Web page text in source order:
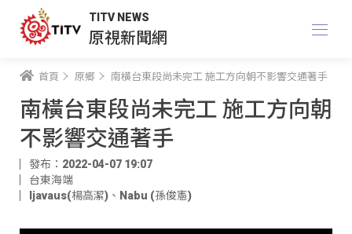
TITV NEWS
原視新聞網
首頁 原鄉 南橫台東段尚未完工 施工方向朝不影響交通著手
南橫台東段尚未完工 施工方向朝
不影響交通著手
發布：2022-04-07 19:07
台東海端
ljavaus(楊高潔) 、 Nabu (孫俊憲)